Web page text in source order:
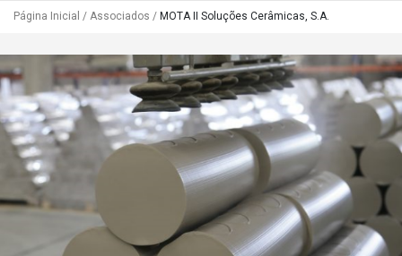
Sobre
Nós
Associados
Recursos
Notícias
Eventos
Página Inicial / Associados / MOTA II Soluções Cerâmicas, S.A.